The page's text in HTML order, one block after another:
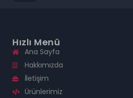
Hızlı Menü
Ana Sayfa
Hakkımızda
İletişim
Ürünlerimiz